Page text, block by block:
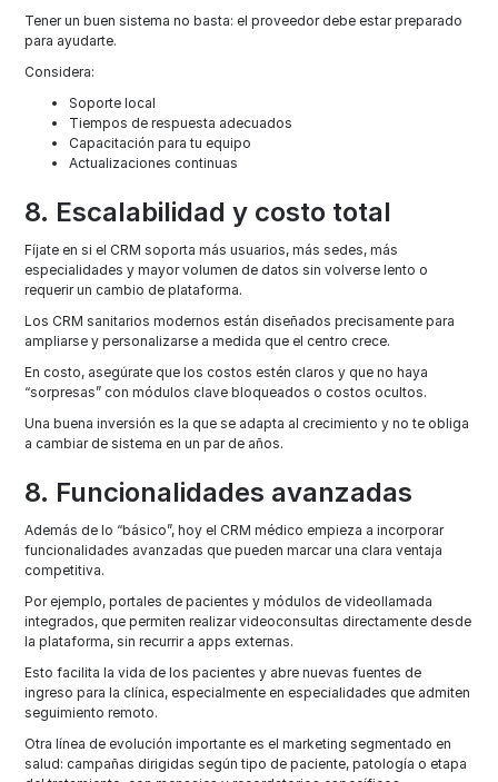
Tener un buen sistema no basta: el proveedor debe estar preparado
para ayudarte.
Considera:
Soporte local
Tiempos de respuesta adecuados
Capacitación para tu equipo
Actualizaciones continuas
8. Escalabilidad y costo total
Fíjate en si el CRM soporta más usuarios, más sedes, más
especialidades y mayor volumen de datos sin volverse lento o
requerir un cambio de plataforma.
Los CRM sanitarios modernos están diseñados precisamente para
ampliarse y personalizarse a medida que el centro crece.
En costo, asegúrate que los costos estén claros y que no haya
“sorpresas” con módulos clave bloqueados o costos ocultos.
Una buena inversión es la que se adapta al crecimiento y no te obliga
a cambiar de sistema en un par de años.
8. Funcionalidades avanzadas
Además de lo “básico”, hoy el CRM médico empieza a incorporar
funcionalidades avanzadas que pueden marcar una clara ventaja
competitiva.
Por ejemplo, portales de pacientes y módulos de videollamada
integrados, que permiten realizar videoconsultas directamente desde
la plataforma, sin recurrir a apps externas.
Esto facilita la vida de los pacientes y abre nuevas fuentes de
ingreso para la clínica, especialmente en especialidades que admiten
seguimiento remoto.​
Otra línea de evolución importante es el marketing segmentado en
salud: campañas dirigidas según tipo de paciente, patología o etapa